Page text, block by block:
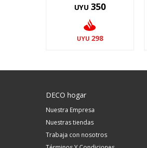
UYU 350
UYU 298
DECO hogar
Nuestra Empresa
Nuestras tiendas
Trabaja con nosotros